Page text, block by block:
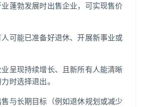
蓬勃发展时出售企业，可实现售价
人可能已准备好退休、开展新事业或
呈现持续增长、且新所有人能清晰
时选择退出。
与长期目标（例如退休规划或减少